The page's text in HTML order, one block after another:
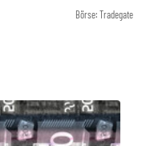
Börse: Tradegate